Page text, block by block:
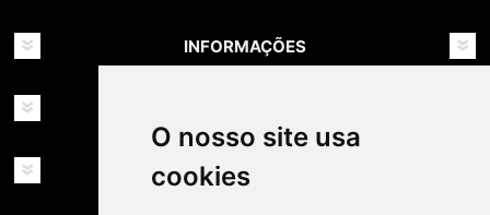
O nosso site usa
cookies
INFORMAÇÕES
SERVIÇOS